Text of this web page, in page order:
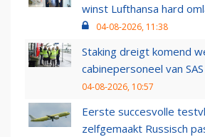
winst Lufthansa hard
04-08-2026, 11:38
Staking dreigt komend
cabinepersoneel van
04-08-2026, 10:57
Eerste succesvolle
zelfgemaakt Russisch